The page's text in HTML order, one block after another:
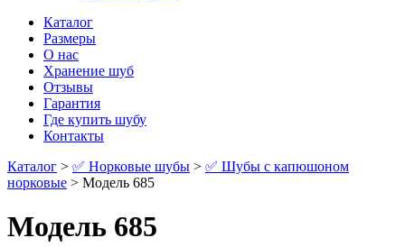
Каталог
Размеры
О нас
Хранение шуб
Отзывы
Гарантия
Где купить шубу
Контакты
Каталог > ✅ Норковые шубы > ✅ Шубы с капюшоном
норковые > Модель 685
Модель 685